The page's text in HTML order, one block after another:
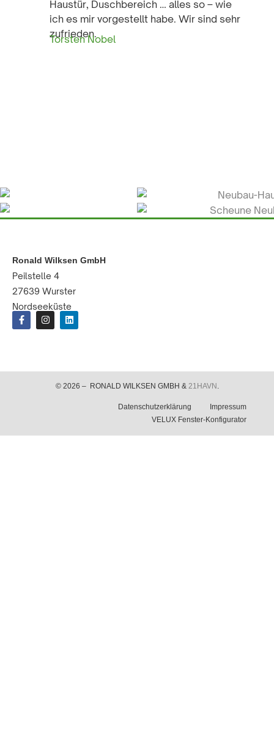
Haustür, Duschbereich … alles so – wie
ich es mir vorgestellt habe. Wir sind sehr
zufrieden.
Torsten Nobel
Ronald Wilksen GmbH
Peilstelle 4
27639 Wurster
Nordseeküste
© 2026 – RONALD WILKSEN GMBH & 21HAVN .
Datenschutzerklärung
Impressum
VELUX Fenster-Konfigurator